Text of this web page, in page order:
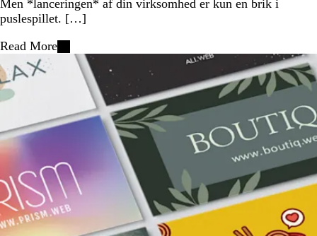
Men *lanceringen* af din virksomhed er kun en brik i
puslespillet. […]
Read More